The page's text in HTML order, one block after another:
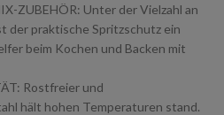
ZUBEHÖR: Unter der Vielzahl an
der praktische Spritzschutz ein
beim Kochen und Backen mit
Rostfreier und
hält hohen Temperaturen stand.